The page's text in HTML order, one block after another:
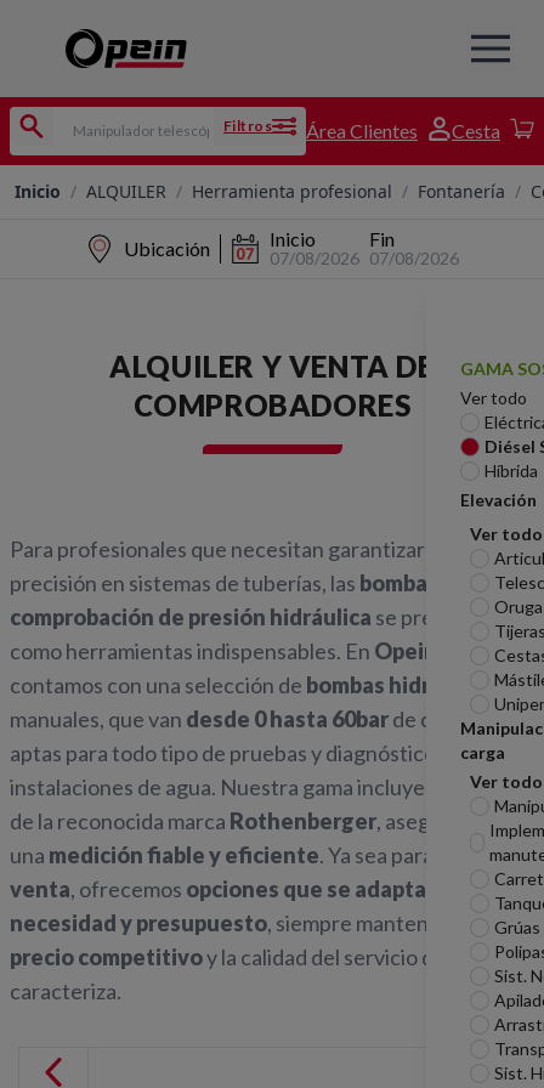
Filtros Área Clientes Cesta
Inicio / ALQUILER / Herramienta profesional / Fontanería /
Ubicación Inicio
07/08/2026
Fin
07/08/2026
GAMA
Ver todo
Diésel
Híbrida
Elevación
Ver todo
carga
Ver todo
Grúas
Sist.
Sist.
ALQUILER Y VENTA DE
COMPROBADORES
Para profesionales que necesitan garantizar la máxima
precisión en sistemas de tuberías, las bombas de
comprobación de presión hidráulica se presentan
como herramientas indispensables. En Opein
contamos con una selección de bombas hidráulicas
manuales, que van desde 0 hasta 60barde capacidad,
aptas para todo tipo de pruebas y diagnósticos en
instalaciones de agua. Nuestra gama incluye modelos
de la reconocida marca Rothenberger, asegurando
una medición fiable y eficiente. Ya sea para
alquiler o
venta, ofrecemos opciones que se adaptan a cada
necesidad y presupuesto, siempre manteniendo un
precio competitivoy la calidad del servicio que nos
caracteriza.